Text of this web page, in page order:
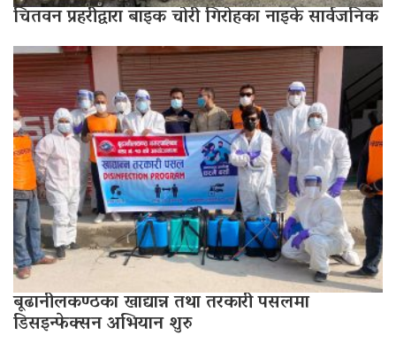
चितवन प्रहरीद्वारा बाइक चोरी गिरोहका नाइके सार्वजनिक
बूढानीलकण्ठका खाद्यान्न तथा तरकारी पसलमा
डिसइन्फेक्सन अभियान शुरु